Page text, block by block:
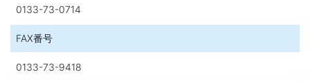
2018.03.13
2018.02.09
が溢れる小樽の家
0133-73-0714
FAX番号
0133-73-9418